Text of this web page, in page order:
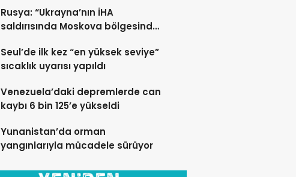
Rusya: “Ukrayna’nın İHA
saldırısında Moskova bölgesinde
Seul’de ilk kez “en yüksek seviye”
sıcaklık uyarısı yapıldı
Venezuela’daki depremlerde can
kaybı 6 bin 125’e yükseldi
Yunanistan’da orman
yangınlarıyla mücadele sürüyor